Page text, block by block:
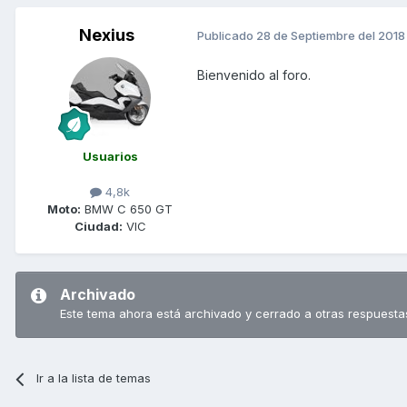
Nexius
Usuarios
4,8k
Moto: BMW C 650 GT
Ciudad: VIC
Publicado 28 de Septiembre del 2018
Bienvenido al foro.
Archivado
Este tema ahora está archivado y cerrado a otras
Ir a la lista de temas